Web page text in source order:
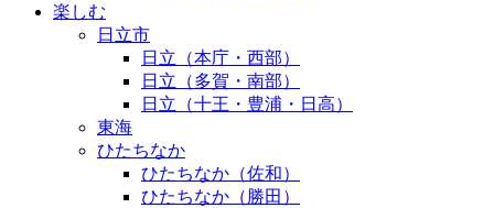
楽しむ
日立市
日立（本庁・西部）
日立（多賀・南部）
日立（十王・豊浦・日高）
東海
ひたちなか
ひたちなか（佐和）
ひたちなか（勝田）